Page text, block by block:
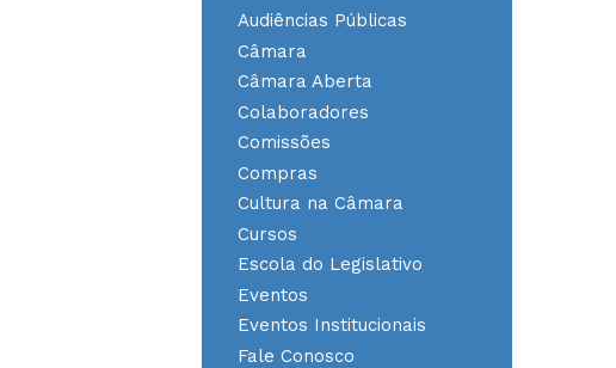
Audiências Públicas
Câmara
Câmara Aberta
Colaboradores
Comissões
Compras
Cultura na Câmara
Cursos
Escola do Legislativo
Eventos
Eventos Institucionais
Fale Conosco